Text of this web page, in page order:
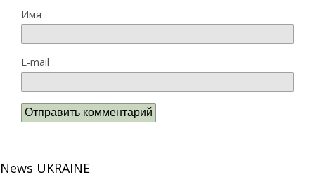
Имя
E-mail
News UKRAINE